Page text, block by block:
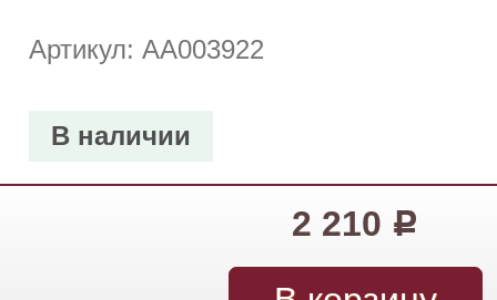
Артикул: АА003922
В наличии
2 210 Р